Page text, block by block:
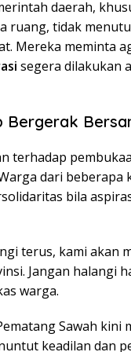
daerah,
ruang, tidak
Mereka meminta
segera dilakukan
Bergerak
terhadap
dari beberapa
bila
terus, kami akan
Jangan halangi
warga.
Sawah kini
keadilan dan